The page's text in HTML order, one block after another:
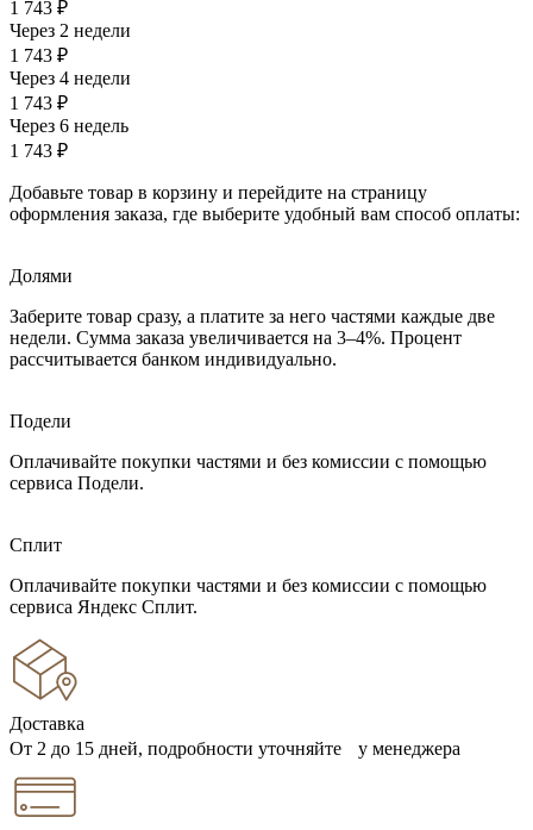
1 743 ₽
Через 2 недели
1 743 ₽
Через 4 недели
1 743 ₽
Через 6 недель
1 743 ₽
Добавьте товар в корзину и перейдите на страницу
оформления заказа, где выберите удобный вам способ оплаты:
Долями
Заберите товар сразу, а платите за него частями каждые две
недели. Сумма заказа увеличивается на 3–4%. Процент
рассчитывается банком индивидуально.
Подели
Оплачивайте покупки частями и без комиссии с помощью
сервиса Подели.
Сплит
Оплачивайте покупки частями и без комиссии с помощью
сервиса Яндекс Сплит.
Доставка
От 2 до 15 дней, подробности уточняйте у менеджера